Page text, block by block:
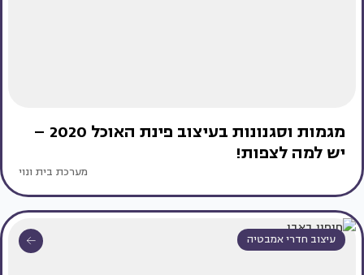
מגמות וסגנונות בעיצוב פינת האוכל 2020 –
יש למה לצפות!
מערכת בית ונוי
עיצוב חדרי אמבטיה